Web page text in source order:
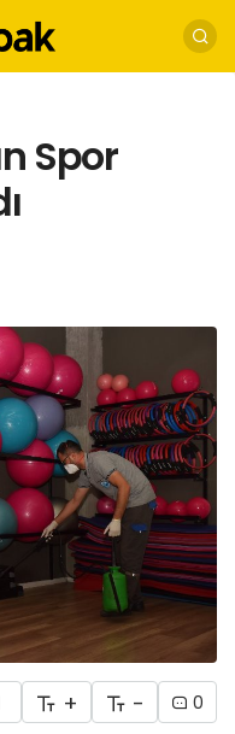
Spor
+ - 0